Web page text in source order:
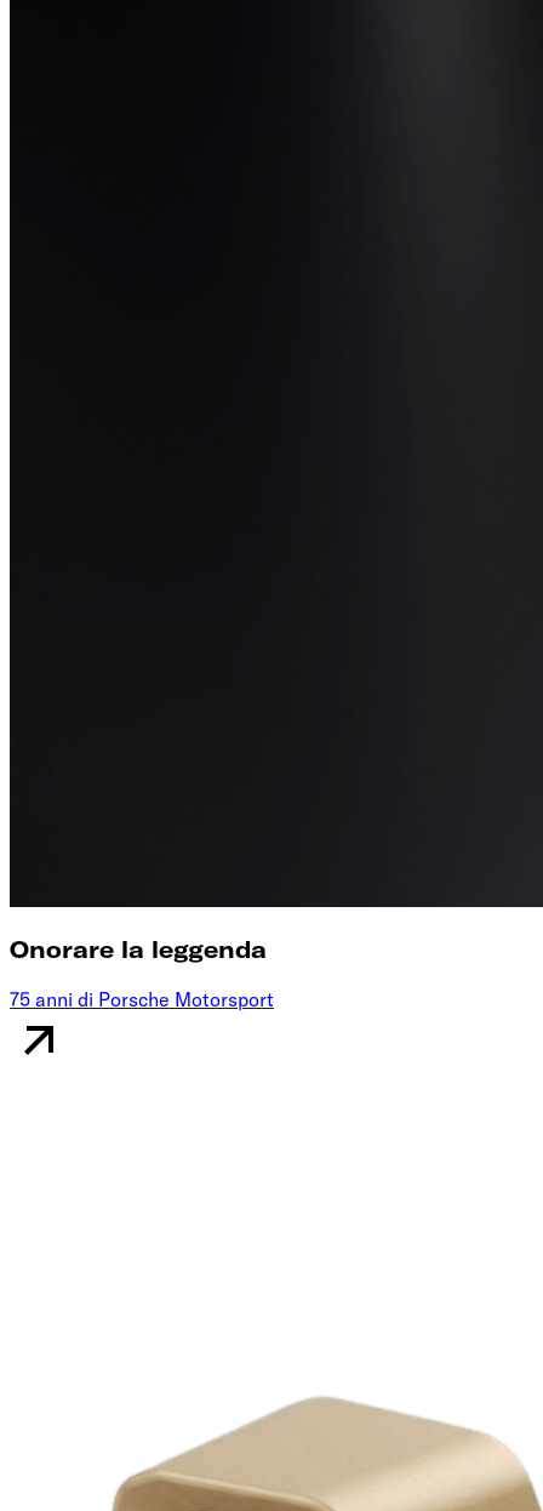
Onorare la leggenda
75 anni di Porsche Motorsport